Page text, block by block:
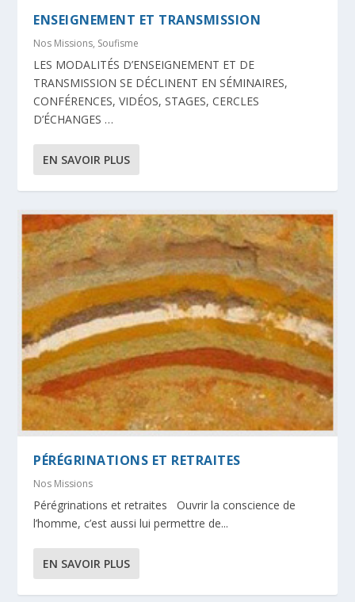
ENSEIGNEMENT ET TRANSMISSION
Nos Missions, Soufisme
LES MODALITÉS D’ENSEIGNEMENT ET DE
TRANSMISSION SE DÉCLINENT EN SÉMINAIRES,
CONFÉRENCES, VIDÉOS, STAGES, CERCLES
D’ÉCHANGES …
EN SAVOIR PLUS
PÉRÉGRINATIONS ET RETRAITES
Nos Missions
Pérégrinations et retraites Ouvrir la conscience de
l’homme, c’est aussi lui permettre de...
EN SAVOIR PLUS